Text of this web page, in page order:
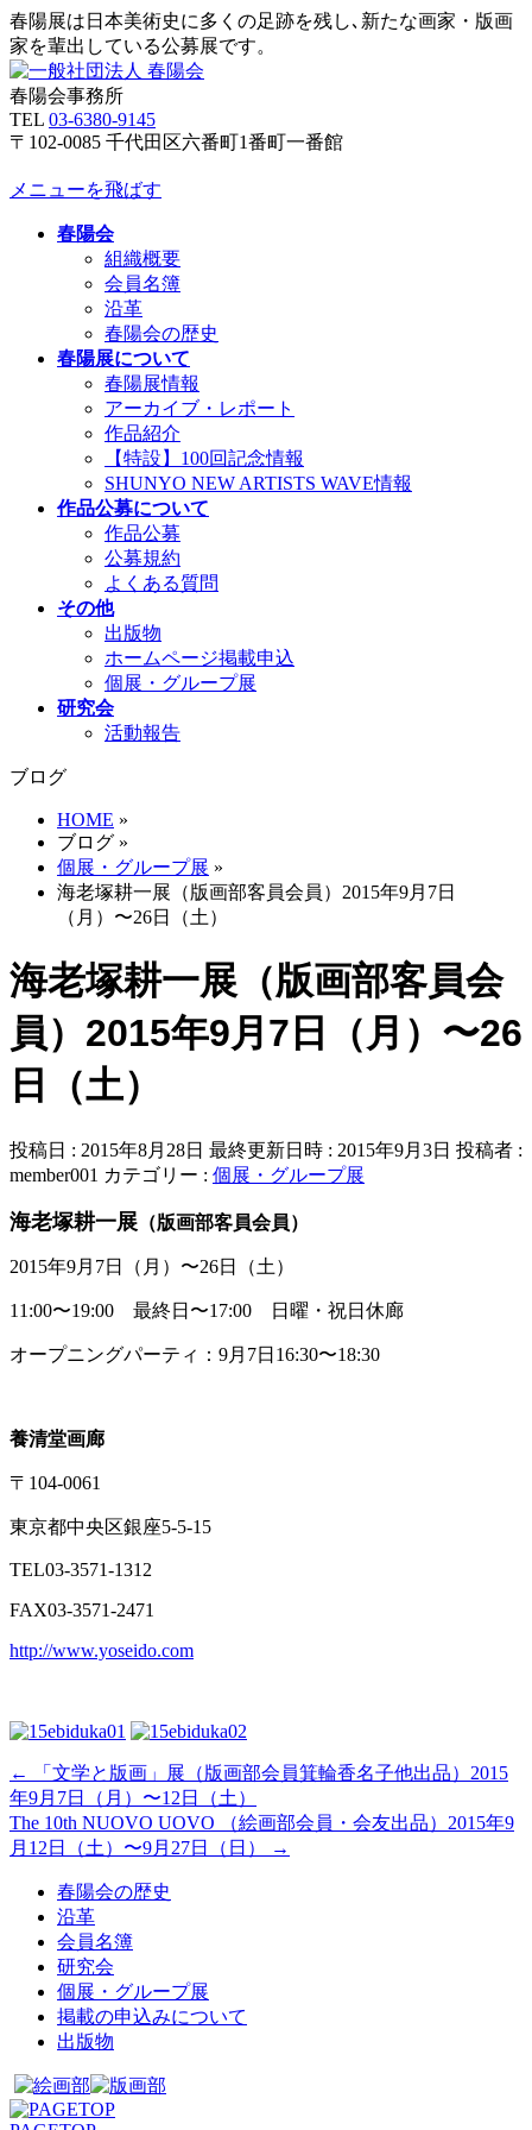
春陽展は日本美術史に多くの足跡を残し､新たな画家・版画
家を輩出している公募展です。
春陽会事務所
TEL 03-6380-9145
〒102-0085 千代田区六番町1番町一番館
メニューを飛ばす
春陽会
組織概要
会員名簿
沿革
春陽会の歴史
春陽展について
春陽展情報
アーカイブ・レポート
作品紹介
【特設】100回記念情報
SHUNYO NEW ARTISTS WAVE情報
作品公募について
作品公募
公募規約
よくある質問
その他
出版物
ホームページ掲載申込
個展・グループ展
研究会
活動報告
ブログ
HOME »
ブログ »
個展・グループ展 »
海老塚耕一展（版画部客員会員）2015年9月7日
（月）〜26日（土）
海老塚耕一展（版画部客員会
員）2015年9月7日（月）〜26
日（土）
投稿日 : 2015年8月28日 最終更新日時 : 2015年9月3日 投稿者 :
member001 カテゴリー : 個展・グループ展
海老塚耕一展 （版画部客員会員）
2015年9月7日（月）〜26日（土）
11:00〜19:00 最終日〜17:00 日曜・祝日休廊
オープニングパーティ：9月7日16:30〜18:30
養清堂画廊
〒104-0061
東京都中央区銀座5-5-15
TEL03-3571-1312
FAX03-3571-2471
http://www.yoseido.com
←
「文学と版画」展（版画部会員箕輪香名子他出品）2015
年9月7日（月）〜12日（土）
The 10th NUOVO UOVO （絵画部会員・会友出品）2015年9
月12日（土）〜9月27日（日）
→
春陽会の歴史
沿革
会員名簿
研究会
個展・グループ展
掲載の申込みについて
出版物